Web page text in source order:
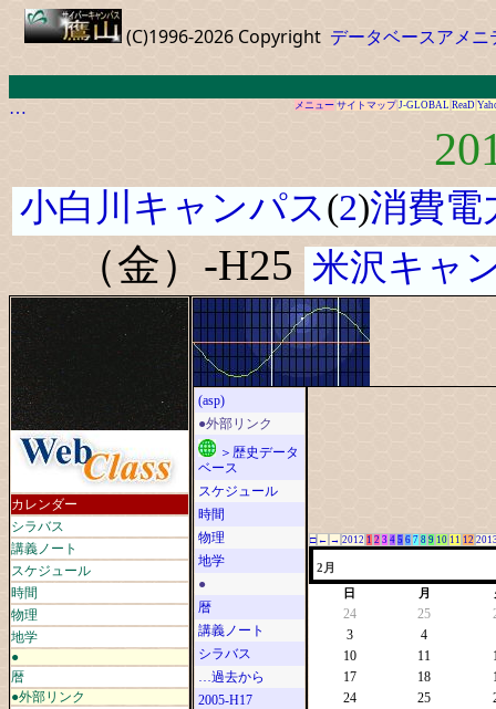
(C)1996-2026 Copyright データベースアメニ
… メニュー サイトマップ J-GLOBAL ReaD
小白川キャンパス(2)消費電
（金）-H25 米沢キャ
カレンダー
シラバス
講義ノート
スケジュール
時間
物理
地学
●
暦
●外部リンク
(asp)
●外部リンク
＞歴史データ
ベース
スケジュール
時間
物理
地学
●
暦
講義ノート
シラバス
…過去から
2005-H17
□ ← → 2012 1 2 3 4 5 6 7 8 9 10 11 12
2月
日 月
24 25
3
4
10
11
17
18
24
25